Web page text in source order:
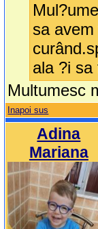
sa
ala ?i sa
Multumesc
Inapoi sus
Adina
Mariana